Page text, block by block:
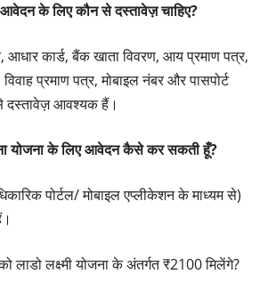
के लिए कौन से दस्तावेज़ चाहिए?
आधार कार्ड, बैंक खाता विवरण, आय प्रमाण पत्र,
प्रमाण पत्र, मोबाइल नंबर और पासपोर्ट
आवश्यक हैं।
योजना के लिए आवेदन कैसे कर सकती हूँ?
पोर्टल/ मोबाइल एप्लीकेशन के माध्यम से)
लाडो लक्ष्मी योजना के अंतर्गत ₹2100 मिलेंगे?